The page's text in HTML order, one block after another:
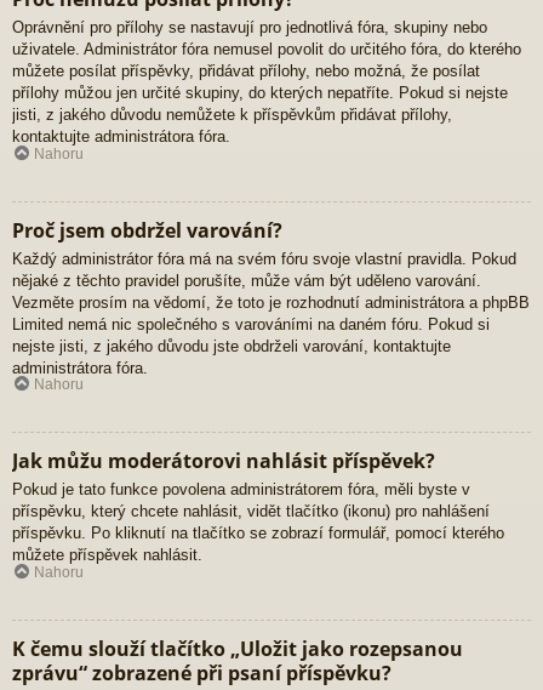
Oprávnění pro přílohy se nastavují pro jednotlivá fóra, skupiny nebo
uživatele. Administrátor fóra nemusel povolit do určitého fóra, do kterého
můžete posílat příspěvky, přidávat přílohy, nebo možná, že posílat
přílohy můžou jen určité skupiny, do kterých nepatříte. Pokud si nejste
jisti, z jakého důvodu nemůžete k příspěvkům přidávat přílohy,
kontaktujte administrátora fóra.
Nahoru
Proč jsem obdržel varování?
Každý administrátor fóra má na svém fóru svoje vlastní pravidla. Pokud
nějaké z těchto pravidel porušíte, může vám být uděleno varování.
Vezměte prosím na vědomí, že toto je rozhodnutí administrátora a phpBB
Limited nemá nic společného s varováními na daném fóru. Pokud si
nejste jisti, z jakého důvodu jste obdrželi varování, kontaktujte
administrátora fóra.
Nahoru
Jak můžu moderátorovi nahlásit příspěvek?
Pokud je tato funkce povolena administrátorem fóra, měli byste v
příspěvku, který chcete nahlásit, vidět tlačítko (ikonu) pro nahlášení
příspěvku. Po kliknutí na tlačítko se zobrazí formulář, pomocí kterého
můžete příspěvek nahlásit.
Nahoru
K čemu slouží tlačítko „Uložit jako rozepsanou
zprávu“ zobrazené při psaní příspěvku?